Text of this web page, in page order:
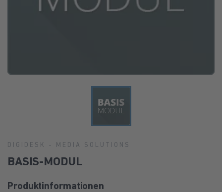
DIGIDESK - MEDIA SOLUTIONS
BASIS-MODUL
Produktinformationen